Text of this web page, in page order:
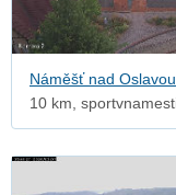
Náměšť nad Oslavou
10 km,